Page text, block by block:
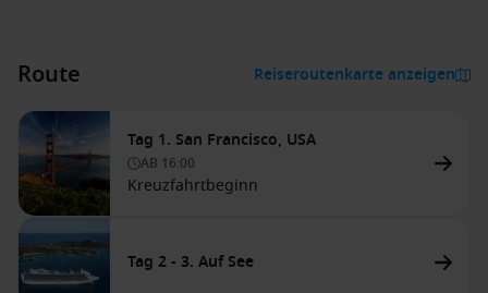
Route Reiseroutenkarte anzeigen
Tag 1. San Francisco, USA
AB 16:00
Kreuzfahrtbeginn
Tag 2 - 3. Auf See